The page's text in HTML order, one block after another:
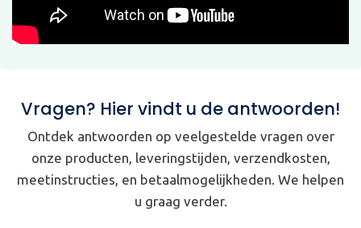
Vragen? Hier vindt u de antwoorden!
Ontdek antwoorden op veelgestelde vragen over
onze producten, leveringstijden, verzendkosten,
meetinstructies, en betaalmogelijkheden. We helpen
u graag verder.